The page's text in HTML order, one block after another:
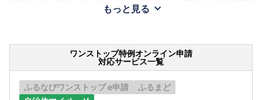
もっと見る
ワンストップ特例オンライン申請
対応サービス一覧
ふるなびワンストップ e申請
ふるまど